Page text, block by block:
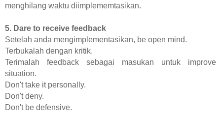
menghilang waktu diimplememtasikan.
5. Dare to receive feedback
Setelah anda mengimplementasikan, be open mind.
Terbukalah dengan kritik.
Terimalah feedback sebagai masukan untuk improve
situation.
Don't take it personally.
Don't deny.
Don't be defensive.